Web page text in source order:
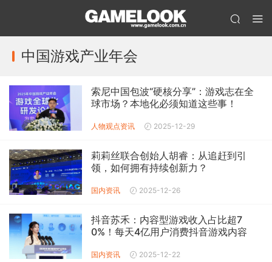
中国游戏产业年会
索尼中国包波“硬核分享”：游戏志在全
球市场？本地化必须知道这些事！
人物观点资讯 2025-12-29
莉莉丝联合创始人胡睿：从追赶到引
领，如何拥有持续创新力？
国内资讯 2025-12-26
抖音苏禾：内容型游戏收入占比超7
0%！每天4亿用户消费抖音游戏内容
国内资讯 2025-12-22